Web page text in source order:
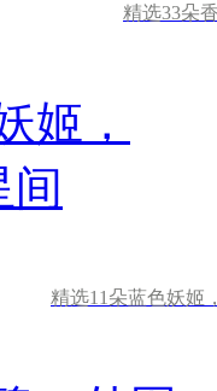
精选33朵
精选11朵蓝色妖姬